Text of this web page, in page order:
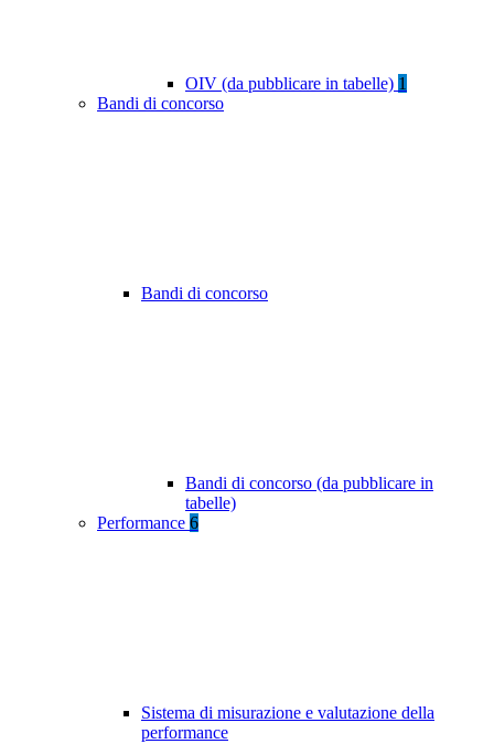
OIV (da pubblicare in tabelle) 1
Bandi di concorso
Bandi di concorso
Bandi di concorso (da pubblicare in
tabelle)
Performance 6
Sistema di misurazione e valutazione della
performance